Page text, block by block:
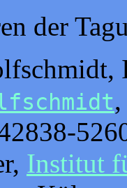
der
Institut